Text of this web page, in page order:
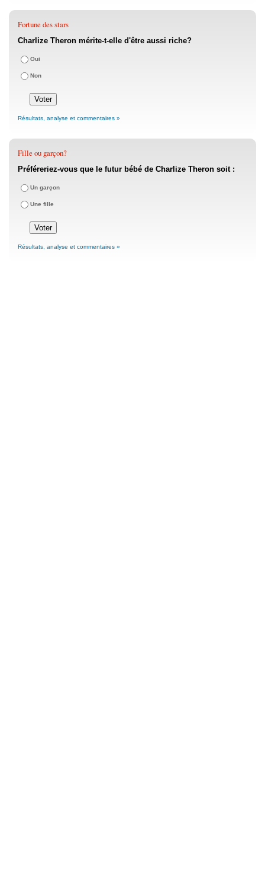
Fortune des stars
Charlize Theron mérite-t-elle d'être aussi riche?
Oui
Non
Résultats, analyse et commentaires »
Fille ou garçon?
Préféreriez-vous que le futur bébé de Charlize Theron soit :
Un garçon
Une fille
Résultats, analyse et commentaires »